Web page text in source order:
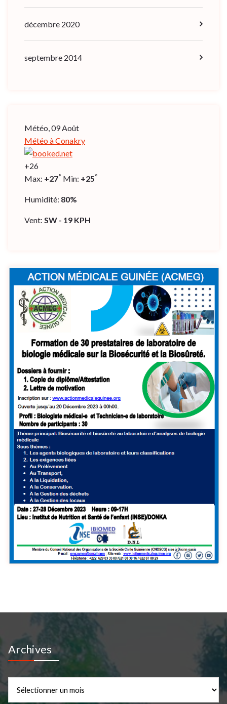
décembre 2020
septembre 2014
Météo, 09 Août
Météo à Conakry
+26
Max: +27° Min: +25°
Humidité: 80%
Vent: SW - 19 KPH
Archives